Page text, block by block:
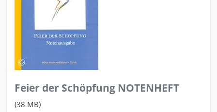
Feier der Schöpfung NOTENHEFT
(38 MB)